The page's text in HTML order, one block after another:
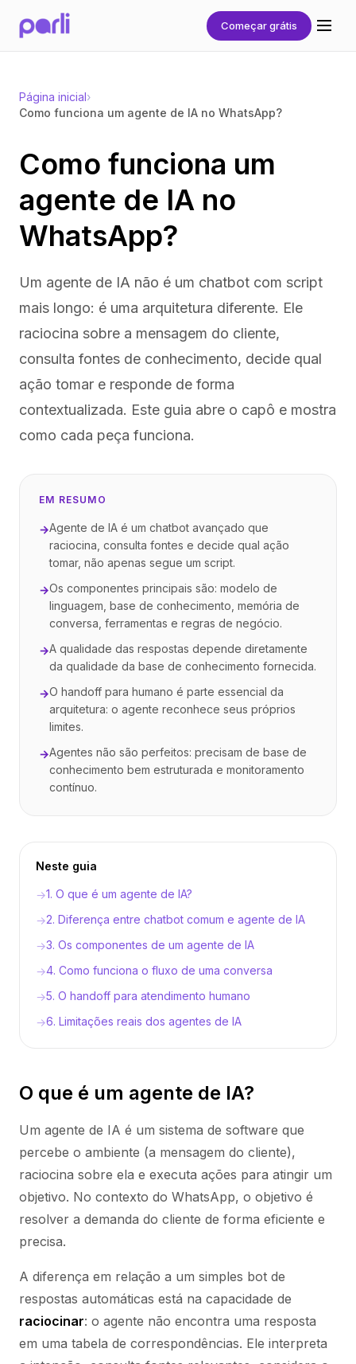
Começar grátis
2026-04-22
Página inicial›
Como funciona um agente de IA no WhatsApp?
Como funciona um
agente de IA no
WhatsApp?
Um agente de IA não é um chatbot com script
mais longo: é uma arquitetura diferente. Ele
raciocina sobre a mensagem do cliente,
consulta fontes de conhecimento, decide qual
ação tomar e responde de forma
contextualizada. Este guia abre o capô e mostra
como cada peça funciona.
EM RESUMO
→Agente de IA é um chatbot avançado que
raciocina, consulta fontes e decide qual ação
tomar, não apenas segue um script.
→Os componentes principais são: modelo de
linguagem, base de conhecimento, memória de
conversa, ferramentas e regras de negócio.
→A qualidade das respostas depende diretamente
da qualidade da base de conhecimento fornecida.
→O handoff para humano é parte essencial da
arquitetura: o agente reconhece seus próprios
limites.
→Agentes não são perfeitos: precisam de base de
conhecimento bem estruturada e monitoramento
contínuo.
Neste guia
→1. O que é um agente de IA?
→2. Diferença entre chatbot comum e agente de IA
→3. Os componentes de um agente de IA
→4. Como funciona o fluxo de uma conversa
→5. O handoff para atendimento humano
→6. Limitações reais dos agentes de IA
O que é um agente de IA?
Um agente de IA é um sistema de software que
percebe o ambiente (a mensagem do cliente),
raciocina sobre ela e executa ações para atingir um
objetivo. No contexto do WhatsApp, o objetivo é
resolver a demanda do cliente de forma eficiente e
precisa.
A diferença em relação a um simples bot de
respostas automáticas está na capacidade de
raciocinar: o agente não encontra uma resposta
em uma tabela de correspondências. Ele interpreta